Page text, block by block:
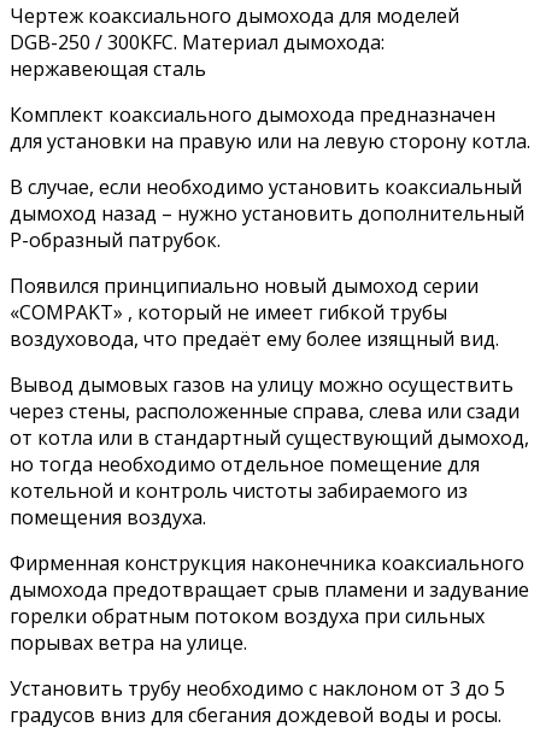
Чертеж коаксиального дымохода для моделей
DGB-250 / 300KFC. Материал дымохода:
нержавеющая сталь
Комплект коаксиального дымохода предназначен
для установки на правую или на левую сторону котла.
В случае, если необходимо установить коаксиальный
дымоход назад – нужно установить дополнительный
Р-образный патрубок.
Появился принципиально новый дымоход серии
«COMPAKT» , который не имеет гибкой трубы
воздуховода, что предаёт ему более изящный вид.
Вывод дымовых газов на улицу можно осуществить
через стены, расположенные справа, слева или сзади
от котла или в стандартный существующий дымоход,
но тогда необходимо отдельное помещение для
котельной и контроль чистоты забираемого из
помещения воздуха.
Фирменная конструкция наконечника коаксиального
дымохода предотвращает срыв пламени и задувание
горелки обратным потоком воздуха при сильных
порывах ветра на улице.
Установить трубу необходимо с наклоном от 3 до 5
градусов вниз для сбегания дождевой воды и росы.